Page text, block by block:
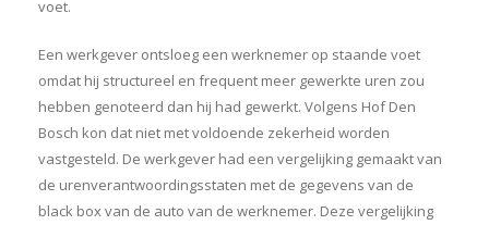
voet.
Een werkgever ontsloeg een werknemer op staande voet
omdat hij structureel en frequent meer gewerkte uren zou
hebben genoteerd dan hij had gewerkt. Volgens Hof Den
Bosch kon dat niet met voldoende zekerheid worden
vastgesteld. De werkgever had een vergelijking gemaakt van
de urenverantwoordingsstaten met de gegevens van de
black box van de auto van de werknemer. Deze vergelijking